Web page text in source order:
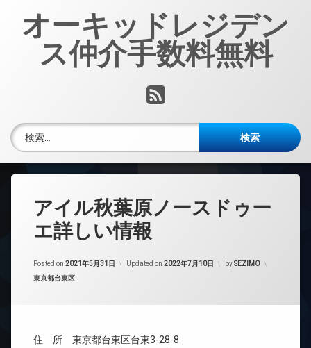
オーキッドレジデン
ス仲介手数料無料
RSS
検索:
アイル秋葉原ノースドゥー
エ詳しい情報
Posted on 2021年5月31日 Updated on 2022年7月10日 bySEZIMO
カテゴリー:
東京都台東区
住 所 東京都台東区台東3-28-8